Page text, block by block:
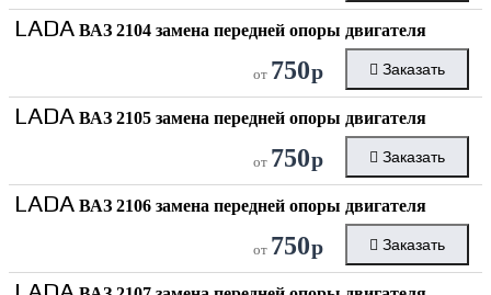
LADA ВАЗ 2104 замена передней опоры двигателя
от 750р Заказать
LADA ВАЗ 2105 замена передней опоры двигателя
от 750р Заказать
LADA ВАЗ 2106 замена передней опоры двигателя
от 750р Заказать